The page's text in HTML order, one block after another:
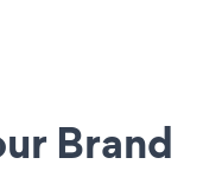
Brand